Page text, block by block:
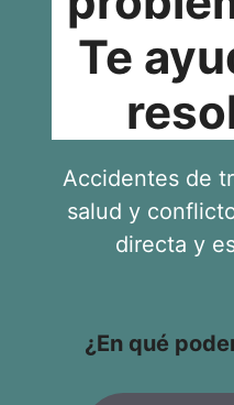
Te
Accidentes de
salud y
directa y
¿En qué